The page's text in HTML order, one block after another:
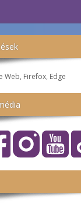
Web, Firefox, Edge